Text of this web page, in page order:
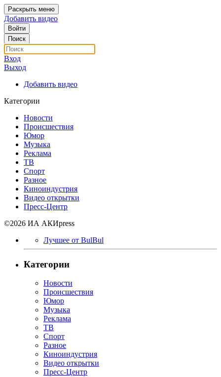
Раскрыть меню
Добавить видео
Войти
Поиск
Вход
Выход
Добавить видео
Категории
Новости
Происшествия
Юмор
Музыка
Реклама
ТВ
Спорт
Разное
Киноиндустрия
Видео открытки
Пресс-Центр
©2026 ИА АКИpress
Лучшее от BulBul
Категории
Новости
Происшествия
Юмор
Музыка
Реклама
ТВ
Спорт
Разное
Киноиндустрия
Видео открытки
Пресс-Центр